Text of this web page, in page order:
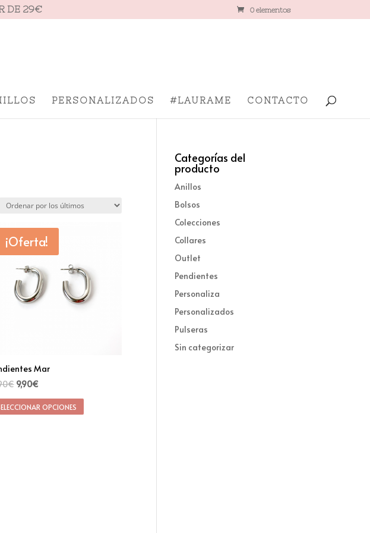
DE 29€ 0 elementos
PERSONALIZADOS #LAURAME CONTACTO
¡Oferta!
Mar
€ 9,90€
OPCIONES
Categorías del
producto
Anillos
Bolsos
Colecciones
Collares
Outlet
Pendientes
Personaliza
Personalizados
Pulseras
Sin categorizar